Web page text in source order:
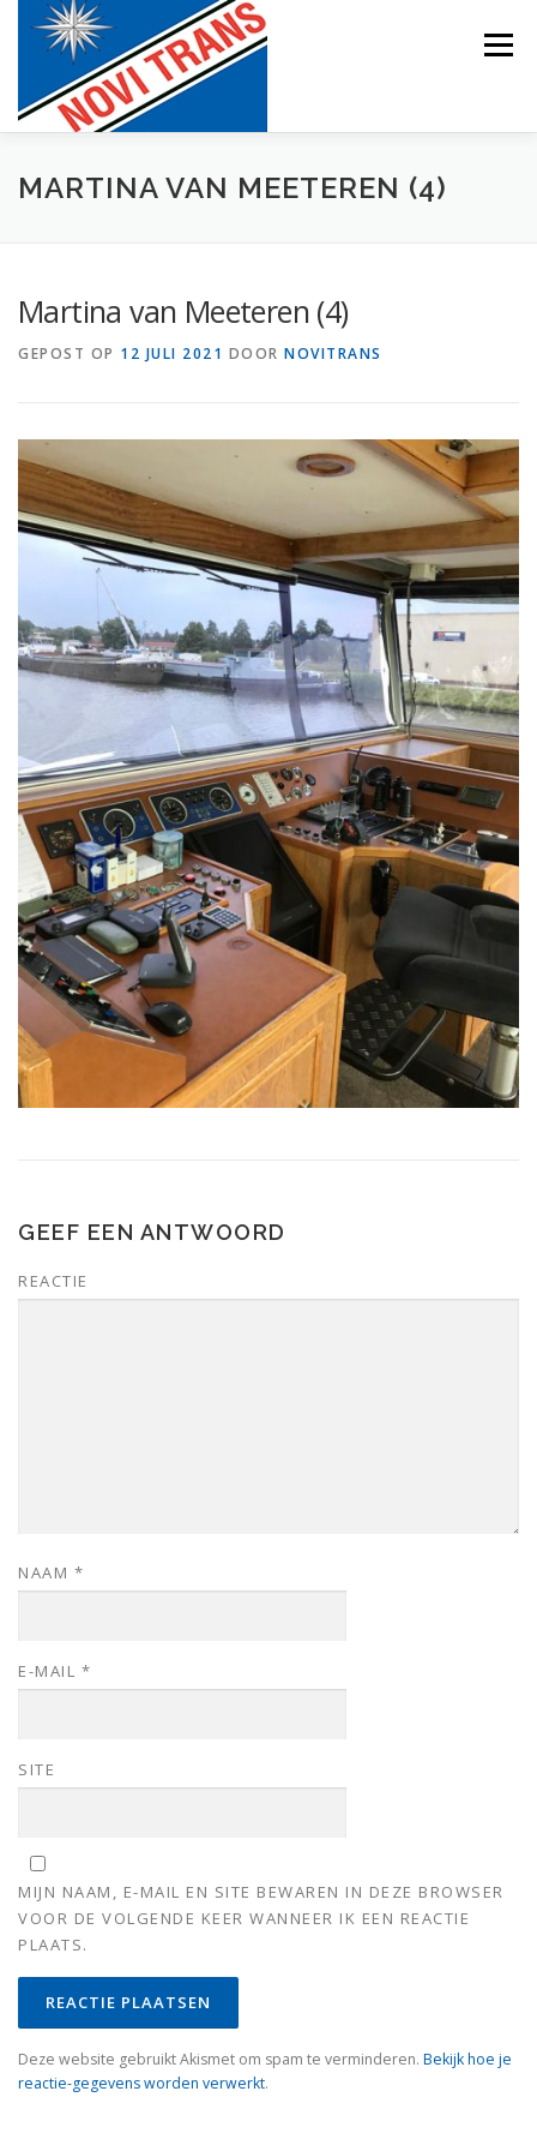
Menu
BEVRACHTING
MARTINA VAN MEETEREN (4)
Martina van Meeteren (4)
GEPOST OP 12 JULI 2021 DOOR NOVITRANS
GEEF EEN ANTWOORD
REACTIE
NAAM *
E-MAIL *
SITE
MIJN NAAM, E-MAIL EN SITE BEWAREN IN DEZE BROWSER
VOOR DE VOLGENDE KEER WANNEER IK EEN REACTIE
PLAATS.
Deze website gebruikt Akismet om spam te verminderen. Bekijk hoe je
reactie-gegevens worden verwerkt.